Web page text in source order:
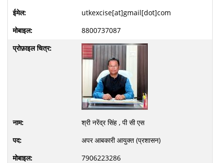
utkexcise[at]gmail[dot]com
8800737087
श्री नरेंद्र सिंह , पी सी एस
अपर आबकारी आयुक्त (प्रशासन)
7906223286